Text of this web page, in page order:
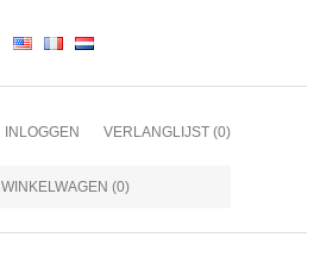
INLOGGEN VERLANGLIJST (0)
WINKELWAGEN (0)